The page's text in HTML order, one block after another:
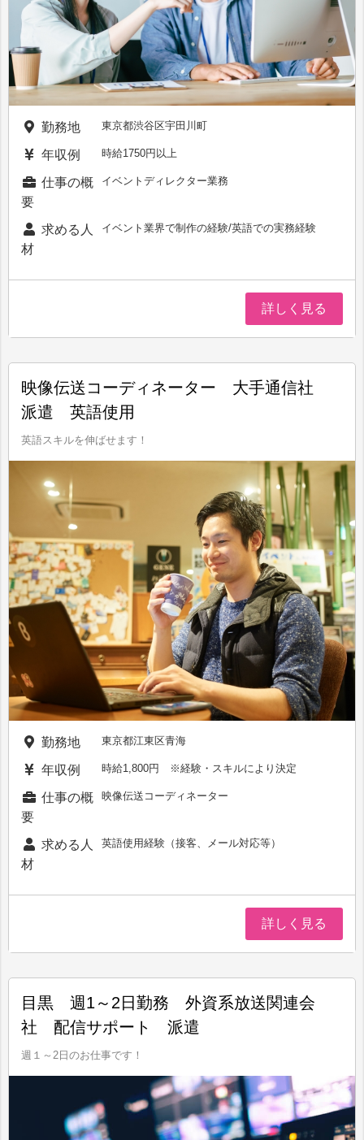
勤務地 東京都渋谷区宇田川町
年収例 時給1750円以上
仕事の概
要
イベントディレクター業務
求める人
材
イベント業界で制作の経験/英語での実務経験
詳しく見る
映像伝送コーディネーター 大手通信社
派遣 英語使用
英語スキルを伸ばせます！
勤務地 東京都江東区青海
年収例 時給1,800円 ※経験・スキルにより決定
仕事の概
要
映像伝送コーディネーター
求める人
材
英語使用経験（接客、メール対応等）
詳しく見る
目黒 週1～2日勤務 外資系放送関連会
社 配信サポート 派遣
週１～2日のお仕事です！